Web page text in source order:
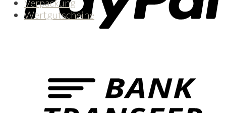
Verpackung
Wertgutscheine